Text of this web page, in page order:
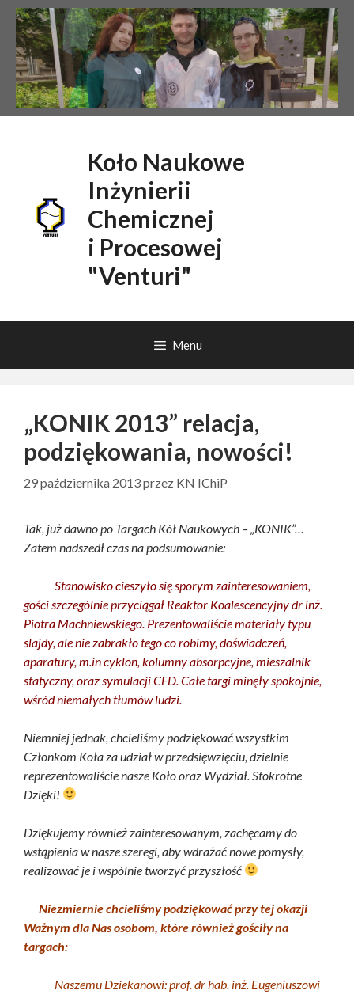
Przejdź
treści
Koło Naukowe
Inżynierii
Chemicznej
i Procesowej
"Venturi"
Menu
„KONIK 2013” relacja,
podziękowania, nowości!
29 października 2013przez KN IChiP
Tak, już dawno po Targach Kół Naukowych – „KONIK”…
Zatem nadszedł czas na podsumowanie:
Stanowisko cieszyło się sporym zainteresowaniem,
gości szczególnie przyciągał Reaktor Koalescencyjny dr inż.
Piotra Machniewskiego. Prezentowaliście materiały typu
slajdy, ale nie zabrakło tego co robimy, doświadczeń,
aparatury, m.in cyklon, kolumny absorpcyjne, mieszalnik
statyczny, oraz symulacji CFD. Całe targi minęły spokojnie,
wśród niemałych tłumów ludzi.
Niemniej jednak, chcieliśmy podziękować wszystkim
Członkom Koła za udział w przedsięwzięciu, dzielnie
reprezentowaliście nasze Koło oraz Wydział. Stokrotne
Dzięki!
Dziękujemy również zainteresowanym, zachęcamy do
wstąpienia w nasze szeregi, aby wdrażać nowe pomysły,
realizować je i wspólnie tworzyć przyszłość
Niezmiernie chcieliśmy podziękować przy tej okazji
Ważnym dla Nas osobom, które również gościły na
targach:
Naszemu Dziekanowi: prof. dr hab. inż. Eugeniuszowi